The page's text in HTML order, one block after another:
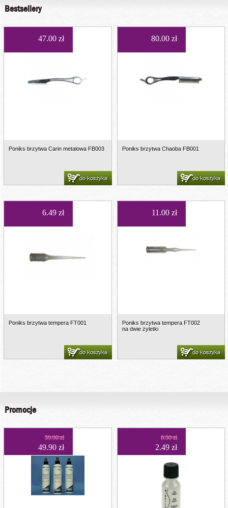
Bestsellery
47.00 zł
Poniks brzytwa Carin metalowa FB003
do koszyka
80.00 zł
Poniks brzytwa Chaoba FB001
do koszyka
6.49 zł
Poniks brzytwa tempera FT001
do koszyka
11.00 zł
Poniks brzytwa tempera FT002
na dwie żyletki
do koszyka
Promocje
59.90 zł
49.90 zł
6.50 zł
2.49 zł